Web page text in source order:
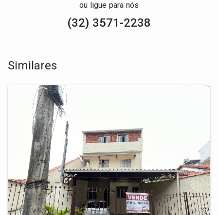
ou ligue para nós
(32) 3571-2238
Similares